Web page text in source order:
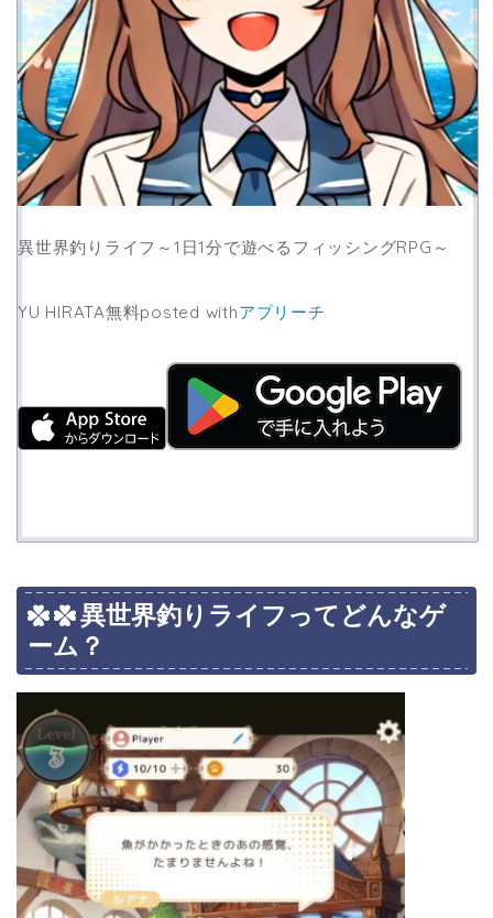
異世界釣りライフ～1日1分で遊べるフィッシングRPG～
YU HIRATA無料posted withアプリーチ
異世界釣りライフってどんなゲ
ーム？